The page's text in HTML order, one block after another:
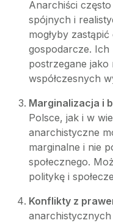
Anarchiści
spójnych i
mogłyby
gospodarcze. Ich
postrzegane jako
współczesnych
Marginalizacja i
Polsce, jak i w
anarchistyczne
marginalne i nie
społecznego.
politykę i
Konflikty z